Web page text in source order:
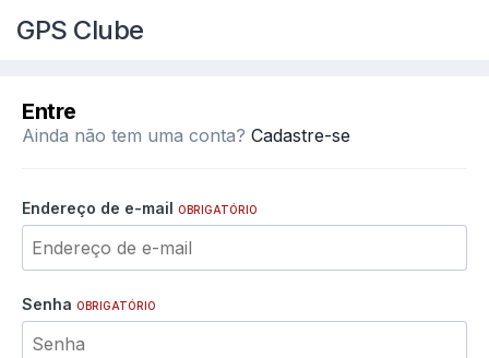
GPS Clube
Entre
Ainda não tem uma conta? Cadastre-se
Endereço de e-mail OBRIGATÓRIO
Senha OBRIGATÓRIO